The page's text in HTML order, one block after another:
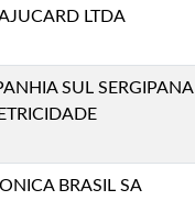
LTDA
SUL SERGIPANA
BRASIL SA